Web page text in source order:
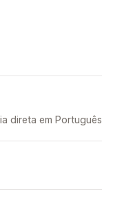
direta em Português